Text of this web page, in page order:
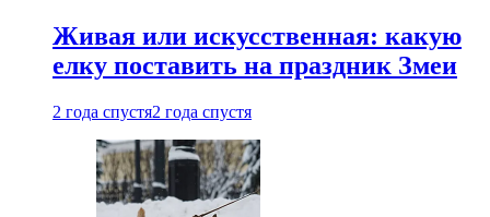
Живая или искусственная: какую
елку поставить на праздник Змеи
2 года спустя2 года спустя